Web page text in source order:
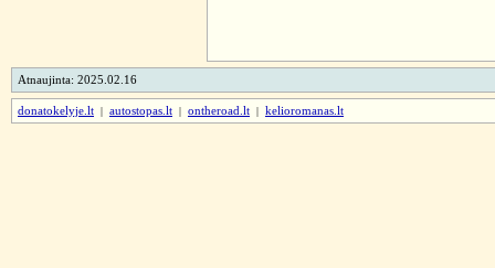
Atnaujinta: 2025.02.16
donatokelyje.lt | autostopas.lt | ontheroad.lt | kelioromanas.lt